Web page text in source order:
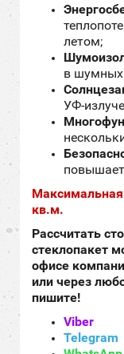
летом;
в шумных
УФ-
кв.м.
Рассчитать
стеклопакет
офисе
или через
пишите!
Viber
Telegram